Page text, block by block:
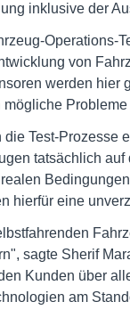
inklusive der
Operations-
von
werden hier
Test-Prozesse
tatsächlich
hierfür eine
sagte Sherif
Kunden über
am